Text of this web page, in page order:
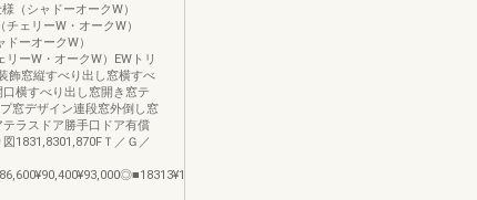
（シャドーオークW）
ェリーW・オークW）
ーオークW）
ーW・オークW）EWトリ
飾窓縦すべり出し窓横すべ
横すべり出し窓開き窓テ
窓デザイン連段窓外倒し窓
ラスドア勝手口ドア有償
1831,8301,870FＴ／Ｇ／